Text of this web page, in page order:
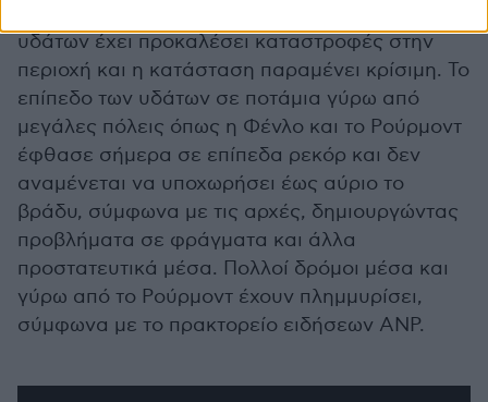
υδάτων έχει προκαλέσει καταστροφές στην
περιοχή και η κατάσταση παραμένει κρίσιμη. Το
επίπεδο των υδάτων σε ποτάμια γύρω από
μεγάλες πόλεις όπως η Φένλο και το Ρούρμοντ
έφθασε σήμερα σε επίπεδα ρεκόρ και δεν
αναμένεται να υποχωρήσει έως αύριο το
βράδυ, σύμφωνα με τις αρχές, δημιουργώντας
προβλήματα σε φράγματα και άλλα
προστατευτικά μέσα. Πολλοί δρόμοι μέσα και
γύρω από το Ρούρμοντ έχουν πλημμυρίσει,
σύμφωνα με το πρακτορείο ειδήσεων ANP.